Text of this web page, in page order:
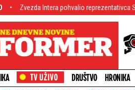
Intera pohvalio reprezentativca Srbije: Bolje
DRUŠTVO HRONIKA